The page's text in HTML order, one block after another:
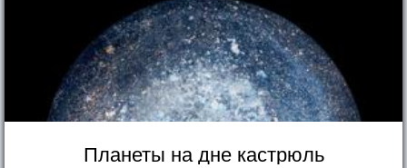
Планеты на дне кастрюль